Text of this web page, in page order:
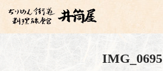
IMG_0695